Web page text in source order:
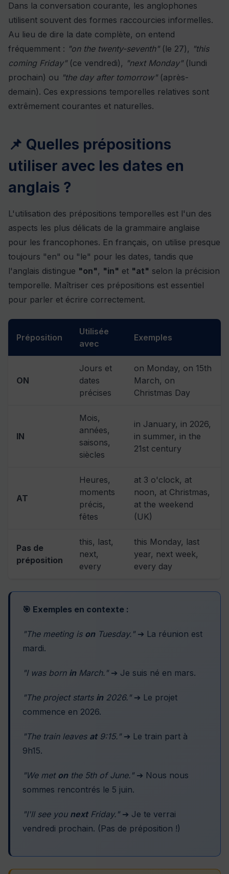
Dans la conversation courante, les anglophones
utilisent souvent des formes raccourcies informelles.
Au lieu de dire la date complète, on entend
fréquemment : "on the twenty-seventh"(le 27), "this
coming Friday"(ce vendredi), "next Monday"(lundi
prochain) ou "the day after tomorrow"(après-
demain). Ces expressions temporelles relatives sont
extrêmement courantes et naturelles.
📌 Quelles prépositions
utiliser avec les dates en
anglais ?
L'utilisation des prépositions temporelles est l'un des
aspects les plus délicats de la grammaire anglaise
pour les francophones. En français, on utilise presque
toujours "en" ou "le" pour les dates, tandis que
l'anglais distingue "on", "in" et "at" selon la précision
temporelle. Maîtriser ces prépositions est essentiel
pour parler et écrire correctement.
Préposition
Utilisée
avec
Exemples
ON
Jours et
dates
précises
on Monday, on 15th
March, on
Christmas Day
IN
Mois,
années,
saisons,
siècles
in January, in 2026,
in summer, in the
21st century
AT
Heures,
moments
précis,
fêtes
at 3 o'clock, at
noon, at Christmas,
at the weekend
(UK)
Pas de
préposition
this, last,
next,
every
this Monday, last
year, next week,
every day
🎯 Exemples en contexte :
"The meeting is onTuesday."➔ La réunion est
mardi.
"I was born inMarch."➔ Je suis né en mars.
"The project starts in2026."➔ Le projet
commence en 2026.
"The train leaves at9:15."➔ Le train part à
9h15.
"We met onthe 5th of June."➔ Nous nous
sommes rencontrés le 5 juin.
"I'll see you nextFriday."➔ Je te verrai
vendredi prochain. (Pas de préposition !)